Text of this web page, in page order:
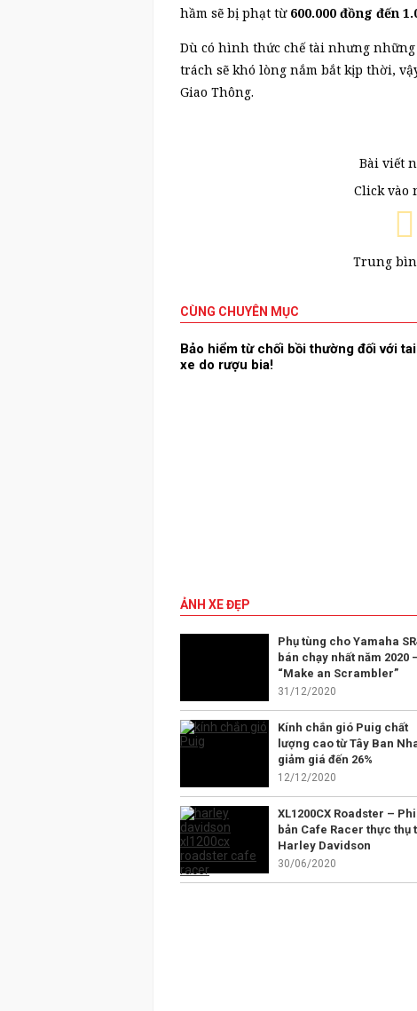
hầm sẽ bị phạt từ 600.000 đồng đến
Dù có hình thức chế tài nhưng
trách sẽ khó lòng nắm bắt kịp thời,
Giao Thông.
Bài viết
Click vào
Trung
CÙNG CHUYÊN MỤC
Bảo hiểm từ chối bồi thường đối với
xe do rượu bia!
ẢNH XE ĐẸP
Phụ tùng cho Yamaha
bán chạy nhất năm 2020
“Make an Scrambler”
31/12/2020
Kính chắn gió Puig chất
lượng cao từ Tây Ban
giảm giá đến 26%
12/12/2020
XL1200CX Roadster –
bản Cafe Racer thực thụ
Harley Davidson
30/06/2020